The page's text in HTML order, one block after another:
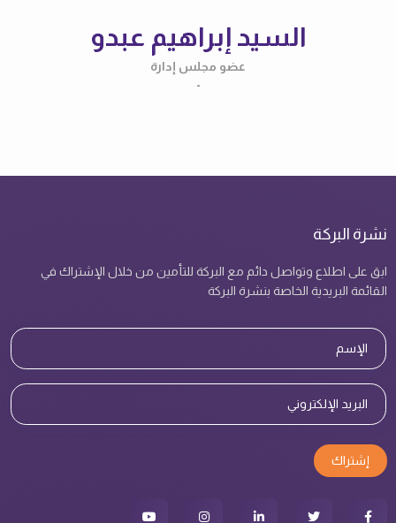
السيد إبراهيم عبدو
عضو مجلس إدارة
-
نشرة البركة
ابق على اطلاع وتواصل دائم مع البركة للتأمين من خلال الإشتراك في
القائمة البريدية الخاصة بنشرة البركة
إشتراك